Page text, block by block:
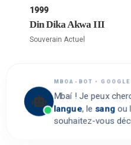
1999
Din Dika Akwa III
Souverain Actuel
MBOA-BOT • GOOGLE
Mbaí ! Je peux
langue, le sangou
souhaitez-vous